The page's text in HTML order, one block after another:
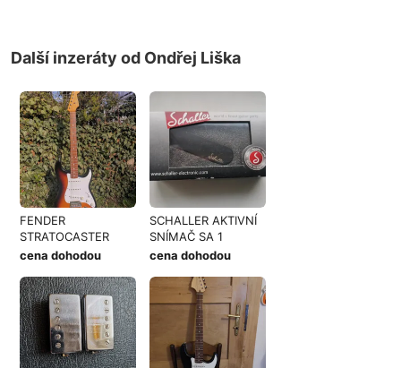
Další inzeráty od Ondřej Liška
FENDER
STRATOCASTER
cena dohodou
SCHALLER AKTIVNÍ
SNÍMAČ SA 1
cena dohodou